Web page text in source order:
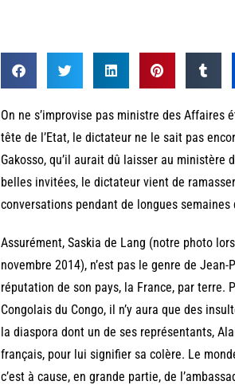
On ne s’improvise pas ministre des Affaires
tête de l’Etat, le dictateur ne le sait pas
Gakosso, qu’il aurait dû laisser au ministère
belles invitées, le dictateur vient de
conversations pendant de longues semaines
Assurément, Saskia de Lang (notre photo
novembre 2014), n’est pas le genre de
réputation de son pays, la France, par terre.
Congolais du Congo, il n’y aura que des
la diaspora dont un de ses représentants,
français, pour lui signifier sa colère. Le
c’est à cause, en grande partie, de